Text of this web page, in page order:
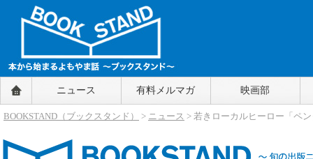
BOOKSTAND（ブックスタンド）
～本から始まるよもやま話～
BOOKSTAND（ブ
ニュース 有料メルマガ 映画部
BOOKSTAND（ブックスタンド） > ニュース > 若きローカルヒーロー「ペ